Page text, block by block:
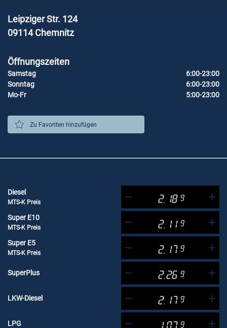
Leipziger Str. 124
09114 Chemnitz
Öffnungszeiten
Samstag
6:00-23:00
Sonntag
6:00-23:00
Mo-Fr
5:00-23:00
Zu Favoriten hinzufügen
Diesel
MTS-K Preis 2.18 9
Super E10
MTS-K Preis 2.11 9
Super E5
MTS-K Preis 2.17 9
SuperPlus 2.26 9
LKW-Diesel 2.17 9
LPG 1.07 9